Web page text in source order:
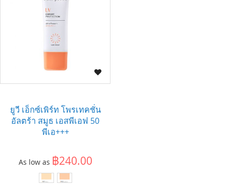
ยูวี เอ็กซ์เพิร์ท โพรเทคชั่น
อัลตร้า สมูธ เอสพีเอฟ 50
พีเอ+++
As low as ฿240.00